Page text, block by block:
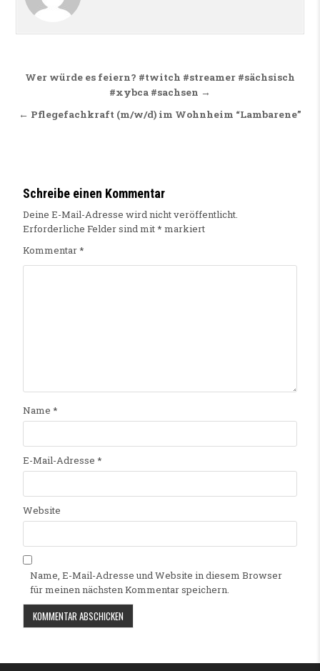
Beitragsnavigation
Wer würde es feiern? #twitch #streamer #sächsisch
#xybca #sachsen →
← Pflegefachkraft (m/w/d) im Wohnheim “Lambarene”
Schreibe einen Kommentar
Deine E-Mail-Adresse wird nicht veröffentlicht.
Erforderliche Felder sind mit* markiert
Kommentar*
Name *
E-Mail-Adresse *
Website
Name, E-Mail-Adresse und Website in diesem Browser
für meinen nächsten Kommentar speichern.